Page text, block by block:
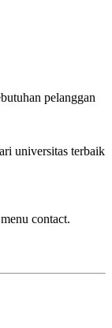
pelanggan
universitas terbaik
contact.